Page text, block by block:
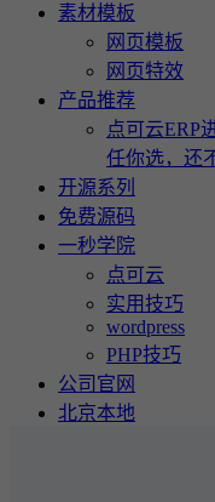
素材模板
网页模板
网页特效
产品推荐
点可云ERP
任你选，还
开源系列
免费源码
一秒学院
点可云
实用技巧
wordpress
PHP技巧
公司官网
北京本地